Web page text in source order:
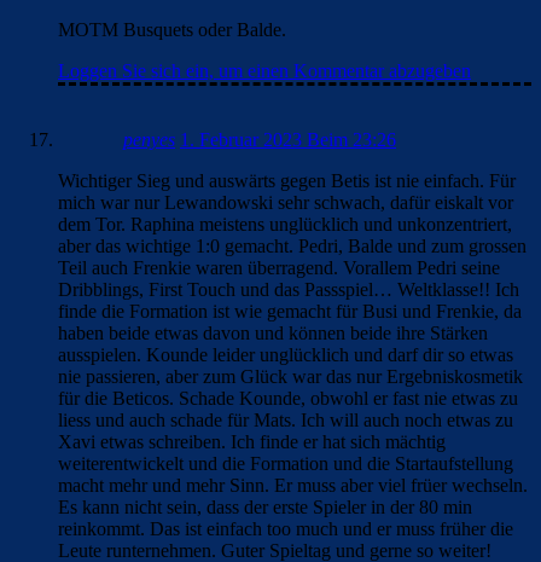
MOTM Busquets oder Balde.
Loggen Sie sich ein, um einen Kommentar abzugeben
penyes 1. Februar 2023 Beim 23:26
Wichtiger Sieg und auswärts gegen Betis ist nie einfach. Für
mich war nur Lewandowski sehr schwach, dafür eiskalt vor
dem Tor. Raphina meistens unglücklich und unkonzentriert,
aber das wichtige 1:0 gemacht. Pedri, Balde und zum grossen
Teil auch Frenkie waren überragend. Vorallem Pedri seine
Dribblings, First Touch und das Passspiel… Weltklasse!! Ich
finde die Formation ist wie gemacht für Busi und Frenkie, da
haben beide etwas davon und können beide ihre Stärken
ausspielen. Kounde leider unglücklich und darf dir so etwas
nie passieren, aber zum Glück war das nur Ergebniskosmetik
für die Beticos. Schade Kounde, obwohl er fast nie etwas zu
liess und auch schade für Mats. Ich will auch noch etwas zu
Xavi etwas schreiben. Ich finde er hat sich mächtig
weiterentwickelt und die Formation und die Startaufstellung
macht mehr und mehr Sinn. Er muss aber viel früer wechseln.
Es kann nicht sein, dass der erste Spieler in der 80 min
reinkommt. Das ist einfach too much und er muss früher die
Leute runternehmen. Guter Spieltag und gerne so weiter!